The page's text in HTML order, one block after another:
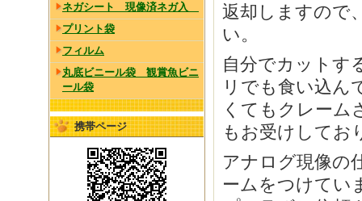
ネガシート 現像済ネガ入
プリント袋
フィルム
丸底ビニール袋 観賞魚ビニ
ール袋
携帯ページ
返却しますので
い。
自分でカットす
リでも食い込ん
くてもクレーム
もお受けしてお
アナログ現像
ームをつけてい